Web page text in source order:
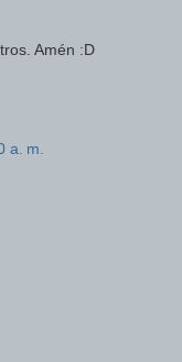
Amén :D
a. m.